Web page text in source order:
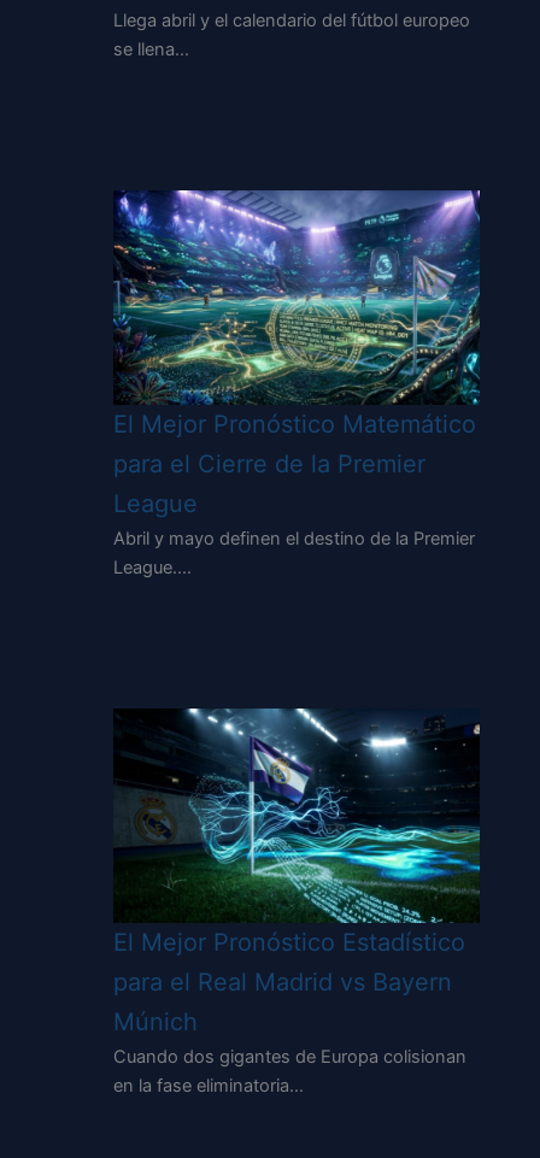
Llega abril y el calendario del fútbol europeo
se llena…
El Mejor Pronóstico Matemático
para el Cierre de la Premier
League
Abril y mayo definen el destino de la Premier
League.…
El Mejor Pronóstico Estadístico
para el Real Madrid vs Bayern
Múnich
Cuando dos gigantes de Europa colisionan
en la fase eliminatoria…